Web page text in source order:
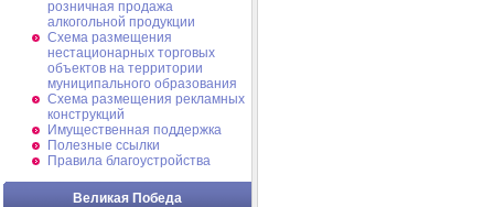
розничная продажа
алкогольной продукции
Схема размещения
нестационарных торговых
объектов на территории
муниципального образования
Схема размещения рекламных
конструкций
Имущественная поддержка
Полезные ссылки
Правила благоустройства
Великая Победа